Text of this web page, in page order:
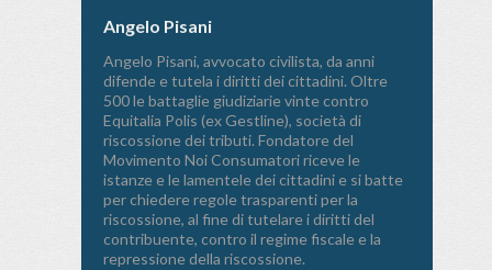
Angelo Pisani
Angelo Pisani, avvocato civilista, da anni
difende e tutela i diritti dei cittadini. Oltre
500 le battaglie giudiziarie vinte contro
Equitalia Polis (ex Gestline), società di
riscossione dei tributi. Fondatore del
Movimento Noi Consumatori riceve le
istanze e le lamentele dei cittadini e si batte
per chiedere regole trasparenti per la
riscossione, al fine di tutelare i diritti del
contribuente, contro il regime fiscale e la
repressione della riscossione.